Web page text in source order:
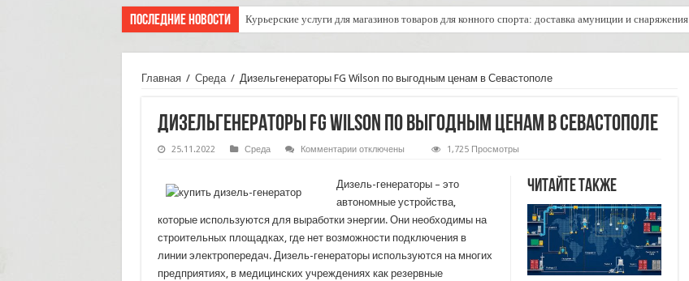
Последние новости Курьерские услуги для магазинов товаров для конного спорта: доставка амуниции и снаряжения
Главная / Среда / Дизельгенераторы FG Wilson по выгодным ценам в Севастополе
Дизельгенераторы FG Wilson по выгодным ценам в Севастополе
25.11.2022 Среда Комментариик
FG
Wilson
по
ценам
Севастополе
отключены 1,725 Просмотры
Читайте также
Дизель-генераторы – это
автономные устройства,
которые используются для выработки энергии. Они необходимы на
строительных площадках, где нет возможности подключения в
линии электропередач. Дизель-генераторы используются на многих
предприятиях, в медицинских учреждениях как резервные